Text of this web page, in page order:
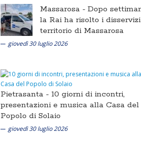
Massarosa - Dopo
la Rai ha risolto i
territorio di Massarosa
giovedì 30 luglio 2026
Pietrasanta - 10 giorni di incontri,
presentazioni e musica alla Casa del
Popolo di Solaio
giovedì 30 luglio 2026